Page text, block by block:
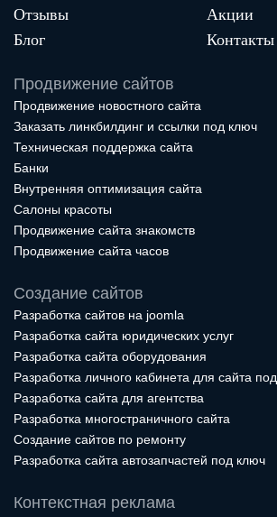
Отзывы
Акции
Блог
Контакты
Продвижение сайтов
Продвижение новостного сайта
Заказать линкбилдинг и ссылки под ключ
Техническая поддержка сайта
Банки
Внутренняя оптимизация сайта
Салоны красоты
Продвижение сайта знакомств
Продвижение сайта часов
Создание сайтов
Разработка сайтов на joomla
Разработка сайта юридических услуг
Разработка сайта оборудования
Разработка личного кабинета для сайта
Разработка сайта для агентства
Разработка многостраничного сайта
Создание сайтов по ремонту
Разработка сайта автозапчастей под ключ
Контекстная реклама